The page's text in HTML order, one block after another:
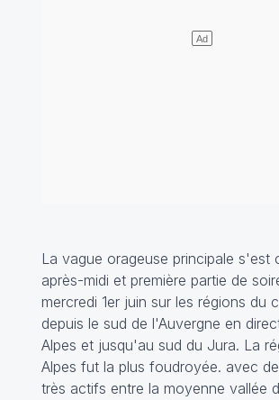
La vague orageuse principale s'est
après-midi et première partie de
mercredi 1er juin sur les régions du
depuis le sud de l'Auvergne en
Alpes et jusqu'au sud du Jura. La
Alpes fut la plus foudroyée. avec
très actifs entre la moyenne vallée